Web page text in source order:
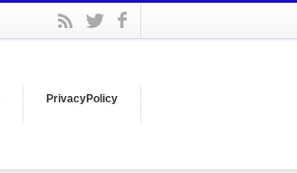
PrivacyPolicy
rss twitter